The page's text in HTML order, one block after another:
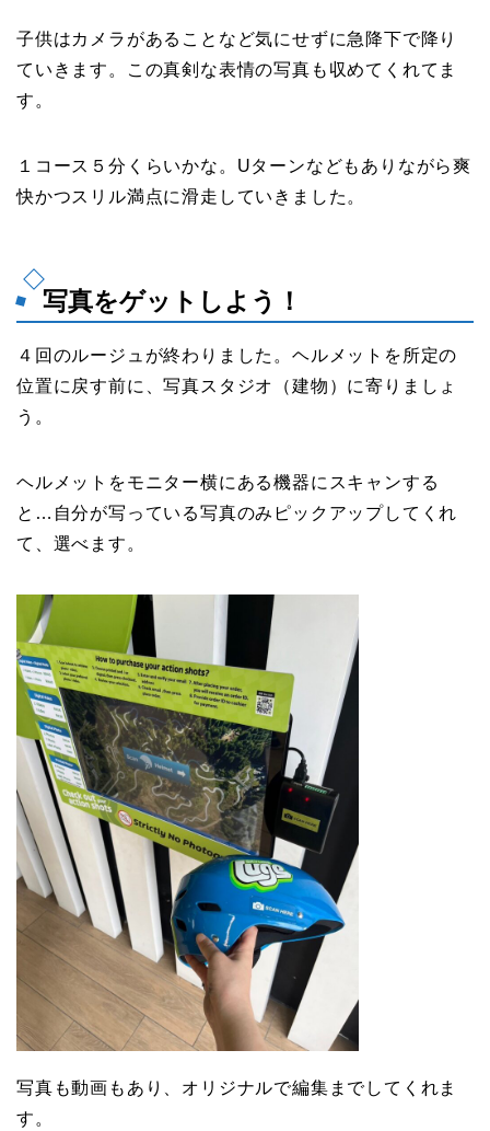
子供はカメラがあることなど気にせずに急降下で降り
ていきます。この真剣な表情の写真も収めてくれてま
す。
１コース５分くらいかな。Uターンなどもありながら爽
快かつスリル満点に滑走していきました。
写真をゲットしよう！
４回のルージュが終わりました。ヘルメットを所定の
位置に戻す前に、写真スタジオ（建物）に寄りましょ
う。
ヘルメットをモニター横にある機器にスキャンする
と…自分が写っている写真のみピックアップしてくれ
て、選べます。
写真も動画もあり、オリジナルで編集までしてくれま
す。